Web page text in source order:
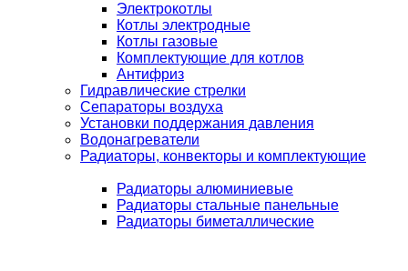
Электрокотлы
Котлы электродные
Котлы газовые
Комплектующие для котлов
Антифриз
Гидравлические стрелки
Сепараторы воздуха
Установки поддержания давления
Водонагреватели
Радиаторы, конвекторы и комплектующие
Радиаторы алюминиевые
Радиаторы стальные панельные
Радиаторы биметаллические